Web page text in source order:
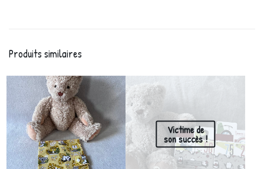
Produits similaires
Victime de
son succès !